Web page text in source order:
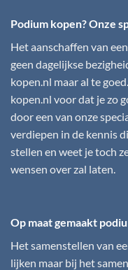
Podium kopen? Onze
Het aanschaffen van
geen dagelijkse
kopen.nl maar al te
kopen.nl voor dat je zo
door een van onze
verdiepen in de kennis
stellen en weet je toch
wensen over zal laten.
Op maat gemaakt
Het samenstellen van
lijken maar bij het